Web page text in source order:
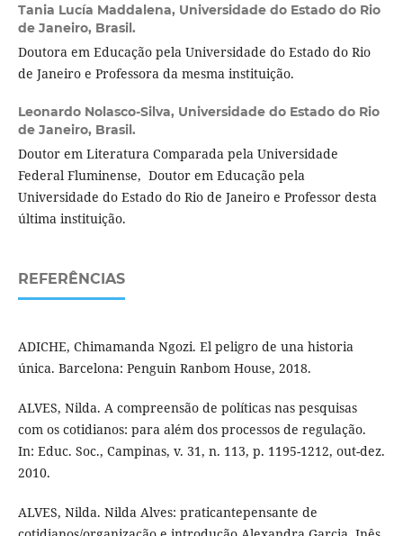
Tania Lucía Maddalena, Universidade do Estado do Rio
de Janeiro, Brasil.
Doutora em Educação pela Universidade do Estado do Rio
de Janeiro e Professora da mesma instituição.
Leonardo Nolasco-Silva, Universidade do Estado do Rio
de Janeiro, Brasil.
Doutor em Literatura Comparada pela Universidade
Federal Fluminense, Doutor em Educação pela
Universidade do Estado do Rio de Janeiro e Professor desta
última instituição.
REFERÊNCIAS
ADICHE, Chimamanda Ngozi. El peligro de una historia
única. Barcelona: Penguin Ranbom House, 2018.
ALVES, Nilda. A compreensão de políticas nas pesquisas
com os cotidianos: para além dos processos de regulação.
In: Educ. Soc., Campinas, v. 31, n. 113, p. 1195-1212, out-dez.
2010.
ALVES, Nilda. Nilda Alves: praticantepensante de